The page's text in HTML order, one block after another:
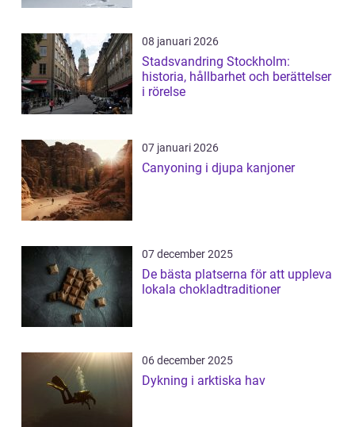
08 januari 2026
Stadsvandring Stockholm:
historia, hållbarhet och berättelser
i rörelse
07 januari 2026
Canyoning i djupa kanjoner
07 december 2025
De bästa platserna för att uppleva
lokala chokladtraditioner
06 december 2025
Dykning i arktiska hav